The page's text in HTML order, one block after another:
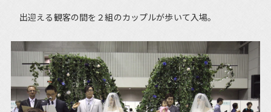
出迎える観客の間を２組のカップルが歩いて入場。